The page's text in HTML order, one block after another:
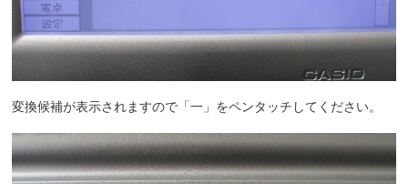
変換候補が表示されますので「一」をペンタッチしてください。